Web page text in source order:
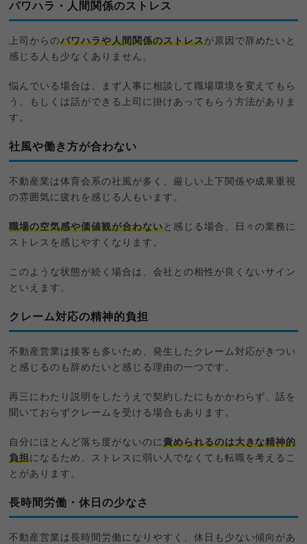
パワハラ・人間関係のストレス
上司からのパワハラや人間関係のストレスが原因で辞めたいと
感じる人も少なくありません。
悩んでいる場合は、まず人事に相談して職場環境を変えてもら
う、もしくは話ができる上司に掛けあってもらう方法がありま
す。
社風や働き方が合わない
不動産業は体育会系の社風が多く、厳しい上下関係や成果重視
の雰囲気に疲れを感じる人もいます。
職場の空気感や価値観が合わないと感じる場合、日々の業務に
ストレスを感じやすくなります。
このような状態が続く場合は、会社との相性が良くないサイン
といえます。
クレーム対応の精神的負担
不動産営業は接客も多いため、発生したクレーム対応がきつい
と感じるのも辞めたいと感じる理由の一つです。
再三にわたり説明をしたうえで契約したにもかかわらず、話を
聞いておらずクレームを受ける場合もあります。
自分にほとんど落ち度がないのに責められるのは大きな精神的
負担になるため、ストレスに弱い人でなくても転職を考えるこ
とがあります。
長時間労働・休日の少なさ
不動産営業は長時間労働になりやすく、休日も少ない傾向があ